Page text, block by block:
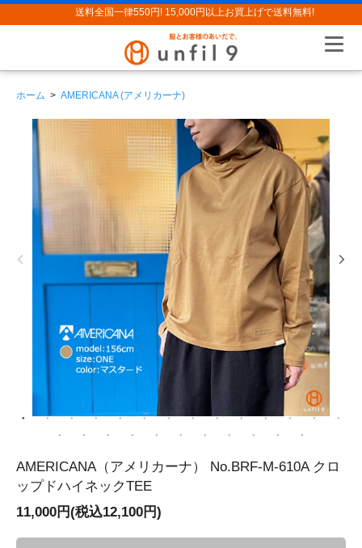
送料全国一律550円! 15,000円以上お買上げで送料無料!
ホーム > AMERICANA (アメリカーナ)
AMERICANA（アメリカーナ） No.BRF-M-610A クロ
ップドハイネックTEE
11,000円(税込12,100円)